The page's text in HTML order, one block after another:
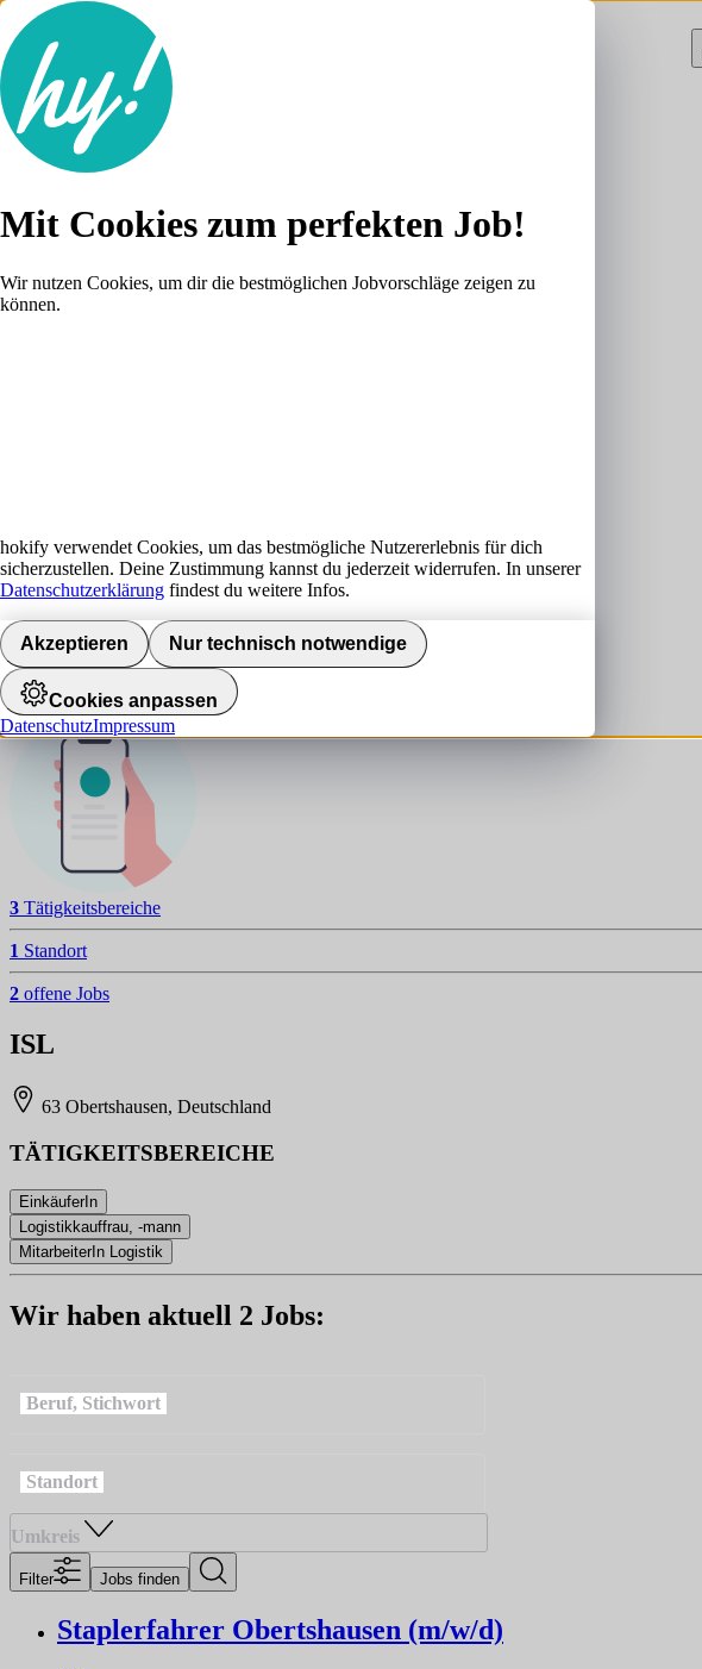
Lebenslauf
I
NAVIGATION
Aktuelle Jobs
Standorte
Jobalarm aktivieren
3 Tätigkeitsbereiche
1 Standort
2 offene Jobs
ISL
63 Obertshausen, Deutschland
TÄTIGKEITSBEREICHE
EinkäuferIn
Logistikkauffrau, -mann
MitarbeiterIn Logistik
Wir haben aktuell 2 Jobs:
Beruf, Stichwort
Standort
Umkreis
Filter Jobs finden
Staplerfahrer Obertshausen (m/w/d)
Mit Cookies zum perfekten Job!
Wir nutzen Cookies, um dir die bestmöglichen Jobvorschläge zeigen zu
können.
hokify verwendet Cookies, um das bestmögliche Nutzererlebnis für dich
sicherzustellen. Deine Zustimmung kannst du jederzeit widerrufen. In unserer
Datenschutzerklärung findest du weitere Infos.
Akzeptieren Nur technisch notwendige
Cookies anpassen
DatenschutzImpressum